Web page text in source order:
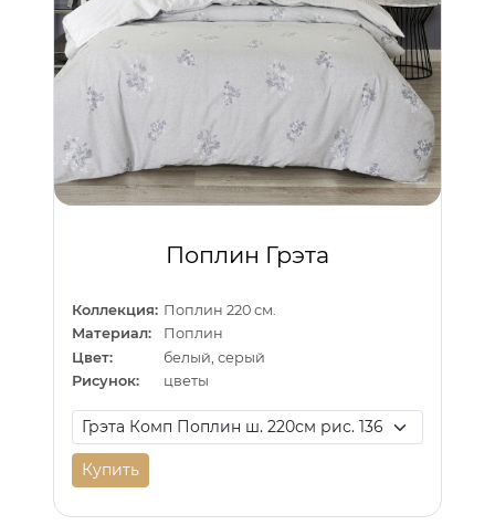
Поплин Грэта
Коллекция: Поплин 220 см.
Материал:
Поплин
Цвет:
белый, серый
Рисунок:
цветы
Купить